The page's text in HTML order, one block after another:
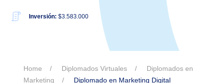
Inversión: $3.583.000
Home Diplomados Virtuales
Diplomados en
Marketing
Diplomado en Marketing Digital